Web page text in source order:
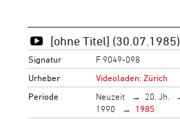
[ohne Titel] (30.07.1985)
Signatur
F 9049-098
Urheber
Videoladen: Zürich
Periode
Neuzeit 20. Jh.
1990
1985